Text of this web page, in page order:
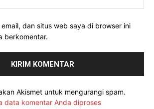
email, dan situs web saya di browser ini
berkomentar.
Akismet untuk mengurangi spam.
data komentar Anda diproses